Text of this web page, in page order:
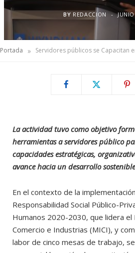
BY REDACCION
Portada »
La actividad tuvo como objetivo
herramientas a servidores público
capacidades estratégicas,
avance hacia un desarrollo
En el contexto de la
Responsabilidad Social Público-
Humanos 2020-2030, que lidera el
Comercio e Industrias (MICI), y
labor de cinco mesas de trabajo,